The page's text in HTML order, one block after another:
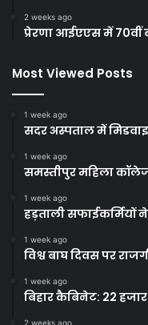
2 weeks ago
प्रेरणा आईएएस में 70वीं
Most Viewed Posts
1 week ago
सदर अस्पताल में
1 week ago
समस्तीपुर महिला
1 week ago
हड़ताली सफाईकर्मियों
1 week ago
विश्व बाघ दिवस पर
1 week ago
बिहार कैबिनेट: 22
2 weeks ago